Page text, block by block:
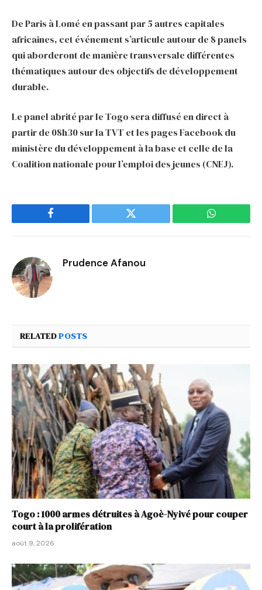
De Paris à Lomé en passant par 5 autres capitales
africaines, cet événement s’articule autour de 8 panels
qui aborderont de manière transversale différentes
thématiques autour des objectifs de développement
durable.
Le panel abrité par le Togo sera diffusé en direct à
partir de 08h30 sur la TVT et les pages Facebook du
ministère du développement à la base et celle de la
Coalition nationale pour l’emploi des jeunes (CNEJ).
Facebook Twitter WhatsApp
Prudence Afanou
RELATEDPOSTS
Togo : 1000 armes détruites à Agoè-Nyivé pour couper
court à la prolifération
août 9, 2026